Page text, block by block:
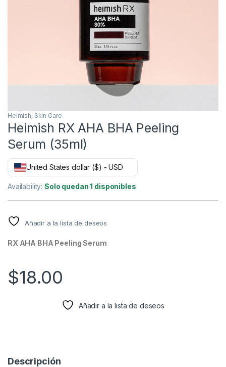
Heimish, Skin Care
Heimish RX AHA BHA Peeling
Serum (35ml)
United States dollar ($) - USD
Availability:Solo quedan 1 disponibles
Añadir a la lista de deseos
RX AHA BHA Peeling Serum
$18.00
Añadir a la lista de deseos
Descripción